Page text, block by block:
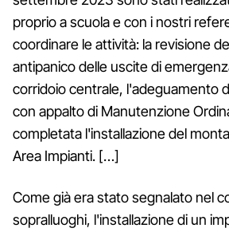
proprio a scuola e con i nostri
coordinare le attività: la revisione
antipanico delle uscite di
corridoio centrale, l'adeguamento
con appalto di Manutenzione
completata l'installazione del
Area Impianti. […]
Come già era stato segnalato nel
sopralluoghi, l'installazione di un